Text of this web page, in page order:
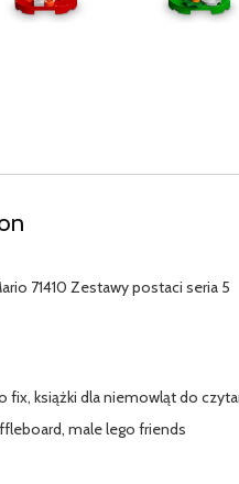
71410 Zestawy postaci seria 5
fix, książki dla niemowląt do
male lego friends